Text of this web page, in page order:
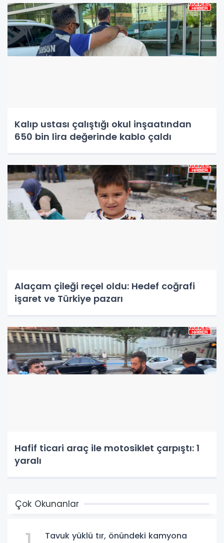
Kalıp ustası çalıştığı okul inşaatından
650 bin lira değerinde kablo çaldı
Alaçam çileği reçel oldu: Hedef coğrafi
işaret ve Türkiye pazarı
Hafif ticari araç ile motosiklet çarpıştı: 1
yaralı
Çok Okunanlar
Tavuk yüklü tır, önündeki kamyona